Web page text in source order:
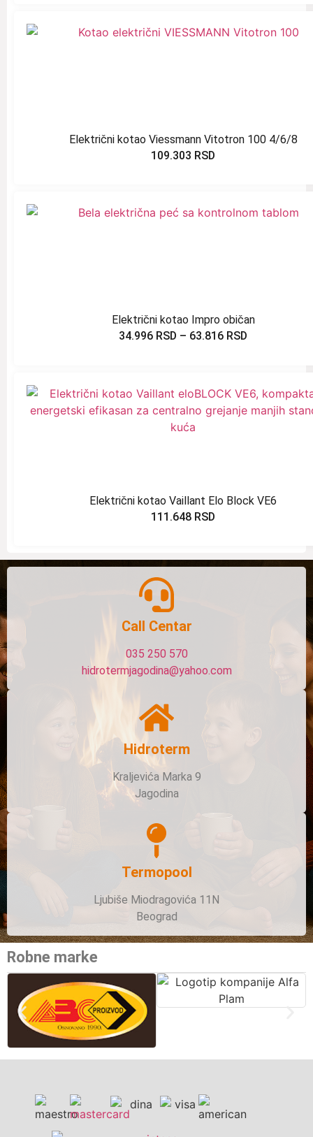
Električni kotao Viessmann Vitotron 100 4/6/8
109.303 RSD
Električni kotao Impro običan
34.996 RSD – 63.816 RSD
Električni kotao Vaillant Elo Block VE6
111.648 RSD
Call Centar
035 250 570
hidrotermjagodina@yahoo.com
Hidroterm
Kraljevića Marka 9
Jagodina
Termopool
Ljubiše Miodragovića 11N
Beograd
Robne marke